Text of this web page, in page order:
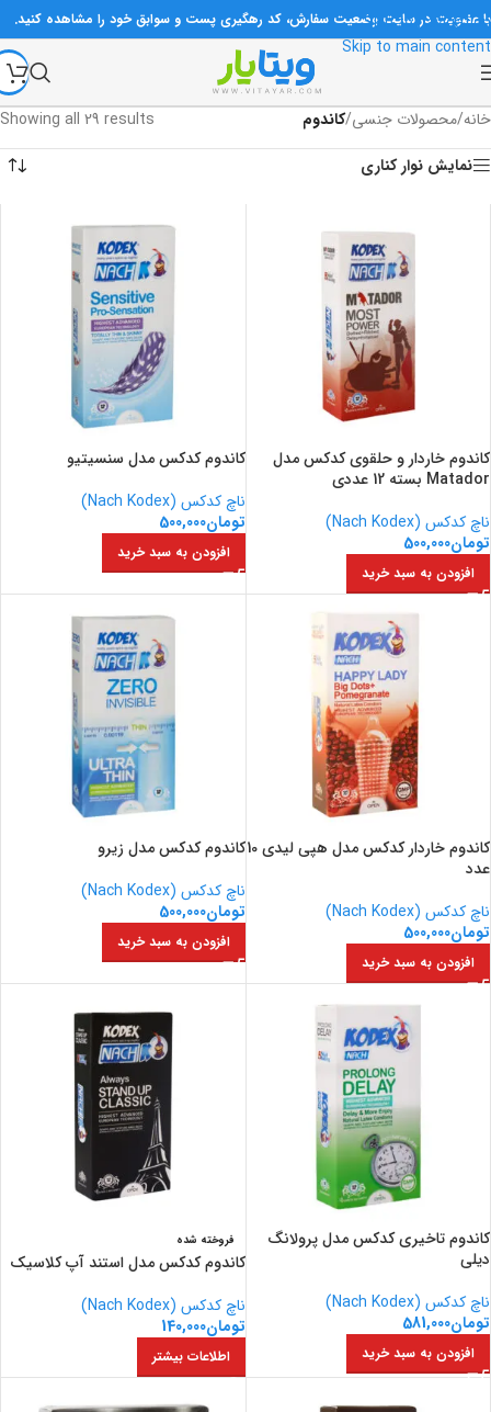
Skip to navigation
Skip to main content
تمام محصولات تاریخ‌دار ارسال می‌شوند مگر اینکه به صورت خاص ذکر شده باشد.
در صورت نیاز، در روزها و ساعات اداری با شماره‌های سایت تماس بگیرید.
با عضویت در سایت وضعیت سفارش، کد رهگیری پست و سوابق خود را مشاهده کنید.
خانه/محصولات جنسی/کاندوم
Showing all 29 results
نمایش نوار کناری
کاندوم خاردار و حلقوی کدکس مدل
Matador بسته 12 عددی
ناچ کدکس (Nach Kodex)
تومان500,000
افزودن به سبد خرید
کاندوم کدکس مدل سنسیتیو
ناچ کدکس (Nach Kodex)
تومان500,000
افزودن به سبد خرید
کاندوم خاردار کدکس مدل هپی لیدی 10
عدد
ناچ کدکس (Nach Kodex)
تومان500,000
افزودن به سبد خرید
کاندوم کدکس مدل زیرو
ناچ کدکس (Nach Kodex)
تومان500,000
افزودن به سبد خرید
کاندوم تاخیری کدکس مدل پرولانگ
دیلی
ناچ کدکس (Nach Kodex)
تومان581,000
افزودن به سبد خرید
فروخته شده
کاندوم کدکس مدل استند آپ کلاسیک
ناچ کدکس (Nach Kodex)
تومان140,000
اطلاعات بیشتر